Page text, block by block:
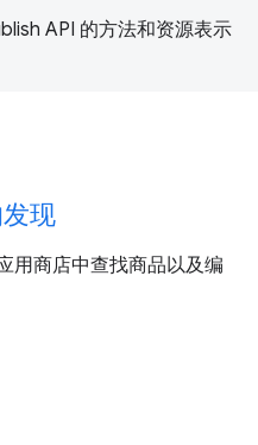
API 的方法和资源表示
现
用商店中查找商品以及编